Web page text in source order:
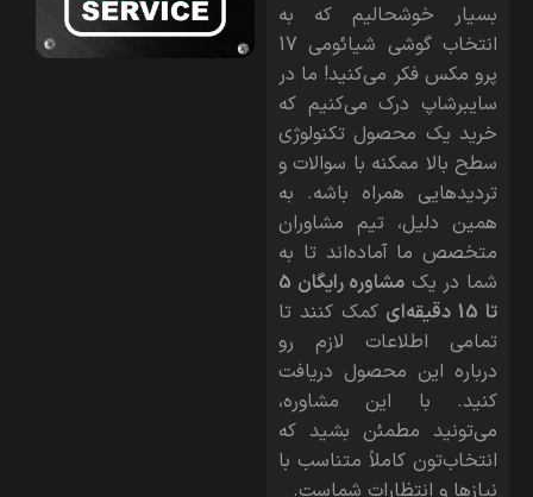
بسیار خوشحالیم که به
انتخاب گوشی شیائومی 17
پرو مکس فکر می‌کنید! ما در
سایبرشاپ درک می‌کنیم که
خرید یک محصول تکنولوژی
سطح بالا ممکنه با سوالات و
تردیدهایی همراه باشه. به
همین دلیل، تیم مشاوران
متخصص ما آماده‌اند تا به
شما در یک
مشاوره رایگان 5
تا 15 دقیقه‌ای
کمک کنند تا
تمامی اطلاعات لازم رو
درباره این محصول دریافت
کنید. با این مشاوره،
می‌تونید مطمئن بشید که
انتخاب‌تون کاملاً متناسب با